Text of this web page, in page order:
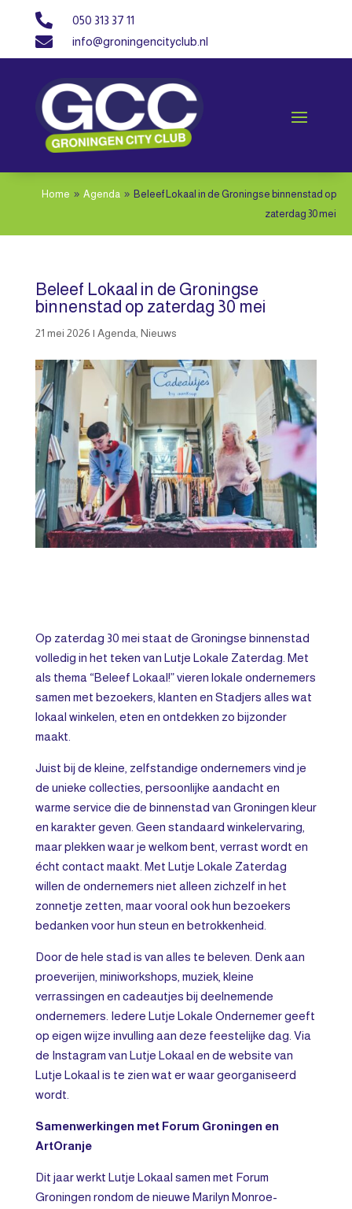
 050 313 37 11
 info@groningencityclub.nl
Home 9 Agenda 9 Beleef Lokaal in de Groningse binnenstad op
zaterdag 30 mei
Beleef Lokaal in de Groningse
binnenstad op zaterdag 30 mei
21 mei 2026 | Agenda, Nieuws
Op zaterdag 30 mei staat de Groningse binnenstad
volledig in het teken van Lutje Lokale Zaterdag. Met
als thema “Beleef Lokaal!” vieren lokale ondernemers
samen met bezoekers, klanten en Stadjers alles wat
lokaal winkelen, eten en ontdekken zo bijzonder
maakt.
Juist bij de kleine, zelfstandige ondernemers vind je
de unieke collecties, persoonlijke aandacht en
warme service die de binnenstad van Groningen kleur
en karakter geven. Geen standaard winkelervaring,
maar plekken waar je welkom bent, verrast wordt en
écht contact maakt. Met Lutje Lokale Zaterdag
willen de ondernemers niet alleen zichzelf in het
zonnetje zetten, maar vooral ook hun bezoekers
bedanken voor hun steun en betrokkenheid.
Door de hele stad is van alles te beleven. Denk aan
proeverijen, miniworkshops, muziek, kleine
verrassingen en cadeautjes bij deelnemende
ondernemers. Iedere Lutje Lokale Ondernemer geeft
op eigen wijze invulling aan deze feestelijke dag. Via
de Instagram van Lutje Lokaal en de website van
Lutje Lokaal is te zien wat er waar georganiseerd
wordt.
Samenwerkingen met Forum Groningen en
ArtOranje
Dit jaar werkt Lutje Lokaal samen met Forum
Groningen rondom de nieuwe Marilyn Monroe-